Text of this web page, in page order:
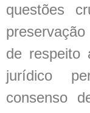
questões
de respeito
jurídico
consenso